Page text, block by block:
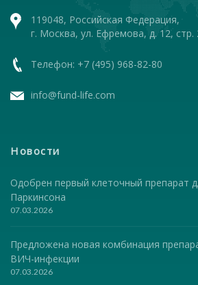
119048, Российская Федерация,
г. Москва, ул. Ефремова, д. 12, стр.
Телефон: +7 (495) 968-82-80
info@fund-life.com
Новости
Одобрен первый клеточный препарат
Паркинсона
07.03.2026
Предложена новая комбинация
ВИЧ-инфекции
07.03.2026